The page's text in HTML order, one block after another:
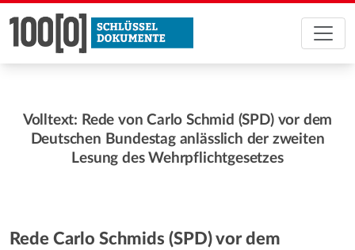
Volltext: Rede von Carlo Schmid (SPD) vor dem
Deutschen Bundestag anlässlich der zweiten
Lesung des Wehrpflichtgesetzes
Rede Carlo Schmids (SPD) vor dem